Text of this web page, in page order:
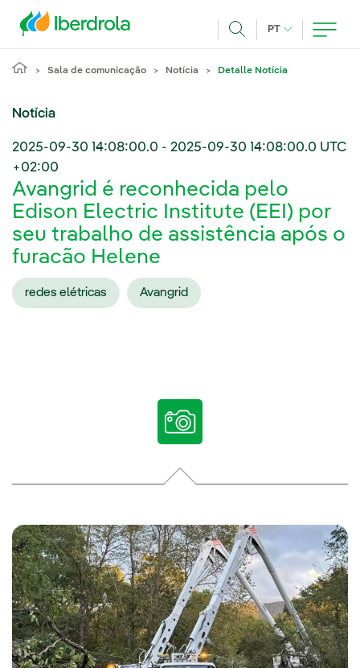
PT IDIOMA ATUAL,
Sala de comunicação Notícia Detalle Notícia
Notícia
2025-09-30 14:08:00.0 - 2025-09-30 14:08:00.0 UTC
+02:00
Avangrid é reconhecida pelo
Edison Electric Institute (EEI) por
seu trabalho de assistência após o
furacão Helene
redes elétricas Avangrid